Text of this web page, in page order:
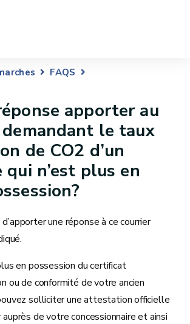
FAQS
apporter au
le taux
de CO2 d’un
qui n’est plus en
une réponse à ce courrier
en possession du certificat
ou de conformité de votre ancien
solliciter une attestation officielle
de votre concessionnaire et ainsi